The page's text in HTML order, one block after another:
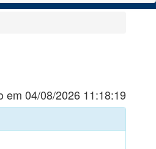
em 04/08/2026 11:18:19